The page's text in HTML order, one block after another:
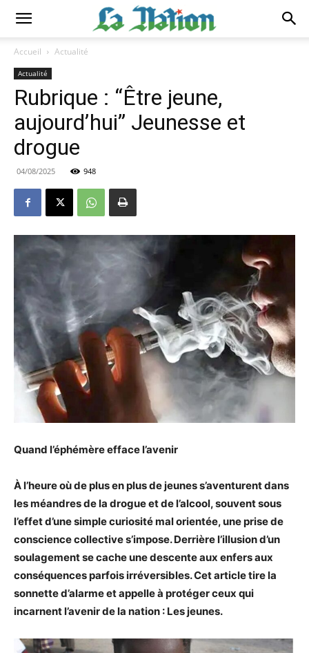
Accueil Actualité
Actualité
Rubrique : “Être jeune,
aujourd’hui” Jeunesse et
drogue
04/08/2025 948
Quand l’éphémère efface l’avenir
À l’heure où de plus en plus de jeunes s’aventurent dans
les méandres de la drogue et de l’alcool, souvent sous
l’effet d’une simple curiosité mal orientée, une prise de
conscience collective s’impose. Derrière l’illusion d’un
soulagement se cache une descente aux enfers aux
conséquences parfois irréversibles. Cet article tire la
sonnette d’alarme et appelle à protéger ceux qui
incarnent l’avenir de la nation : Les jeunes.